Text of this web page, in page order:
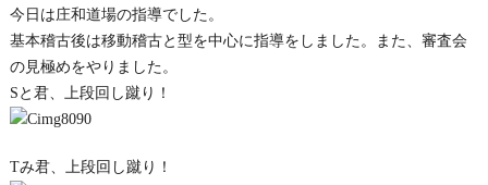
今日は庄和道場の指導でした。
基本稽古後は移動稽古と型を中心に指導をしました。また、審査会
の見極めをやりました。
Sと君、上段回し蹴り！
Tみ君、上段回し蹴り！